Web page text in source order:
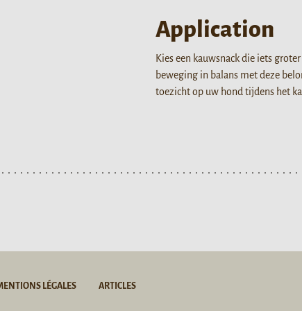
Application
Kies een kauwsnack die iets
beweging in balans met deze
toezicht op uw hond tijdens het
LÉGALES ARTICLES